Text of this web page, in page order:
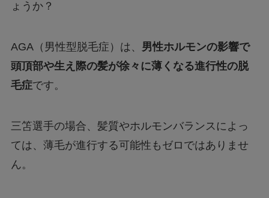
ょうか？
AGA（男性型脱毛症）は、 男性ホルモンの影響で
頭頂部や生え際の髪が徐々に薄くなる進行性の脱
毛症です。
三笘選手の場合、髪質やホルモンバランスによっ
ては、薄毛が進行する可能性もゼロではありませ
ん。